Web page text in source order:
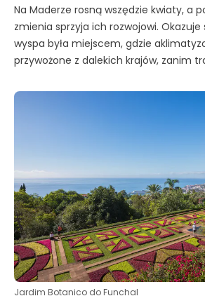
Na Maderze rosną wszędzie kwiaty, a
zmienia sprzyja ich rozwojowi. Okazuje
wyspa była miejscem, gdzie
przywożone z dalekich krajów, zanim
Jardim Botanico do Funchal